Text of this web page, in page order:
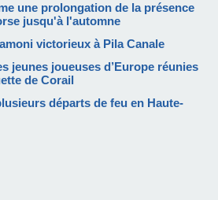
une prolongation de la présence
jusqu'à l'automne
victorieux à Pila Canale
jeunes joueuses d’Europe réunies
de Corail
départs de feu en Haute-